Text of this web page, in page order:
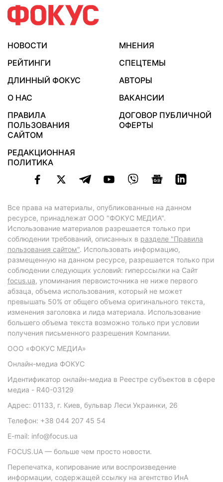
НОВОСТИ
МНЕНИЯ
РЕЙТИНГИ
СПЕЦТЕМЫ
ДЛИННЫЙ ФОКУС
АВТОРЫ
О НАС
ВАКАНСИИ
ПРАВИЛА
ПОЛЬЗОВАНИЯ
САЙТОМ
ДОГОВОР ПУБЛИЧНОЙ
ОФЕРТЫ
РЕДАКЦИОННАЯ
ПОЛИТИКА
Все права на материалы, опубликованные на данном
ресурсе, принадлежат ООО "ФОКУС МЕДИА".
Использование материалов разрешается только при
соблюдении требований, описанных в разделе "Правила
пользования сайтом". Использовать информацию,
размещенную на данном ресурсе, разрешается только при
соблюдении следующих условий: гиперссылки на Сайт
focus.ua, упоминания первоисточника не ниже первого
абзаца, объема использования, который не может
превышать 50% от общего объема оригинального текста,
изменения заголовка и лида материала. Использование
большего объема текста возможно только при условии
получения письменного разрешения Компании.
ООО «ФОКУС МЕДИА»
Онлайн-медиа ФОКУС
Идентификатор онлайн-медиа в Реестре субъектов в сфере
медиа - R40-03129
Адрес: 01133, г. Киев, бульвар Леси Украинки, 26
Телефон: +38 044 207 45 54
E-mail: info@focus.ua
FOCUS.UA — больше чем просто новости.
Перепечатка, копирование или воспроизведение
информации, содержащей ссылку на агентство ИнА